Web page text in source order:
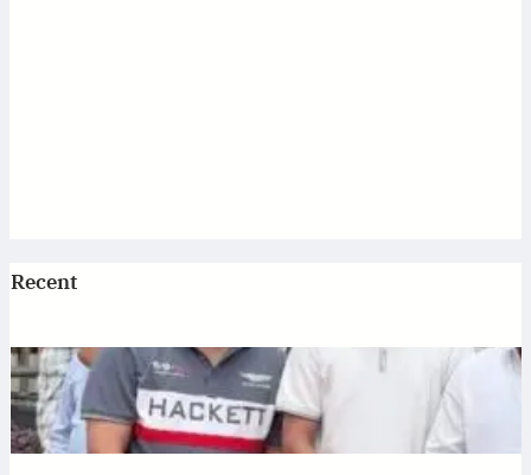
Recent
Jagannath: एटी पैलेस में भगवान जगन्नाथ की स्थापना, डिप्टी सीएम
अरुण साव ने रथ यात्रा को दिखाई हरी झंडी
July 10, 2026.Ronit Sharma